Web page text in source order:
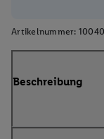
Artikelnummer:
Beschreibung